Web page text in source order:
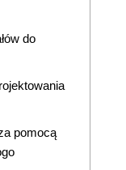
do
pomocą